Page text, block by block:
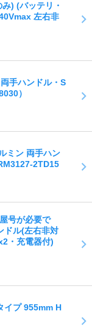
) (バッテリ・
左右非
手ハンドル・S
）
ミン 両手ハン
2TD15
号が必要で
ドル(左右非対
・充電器付)
イプ 955mm H